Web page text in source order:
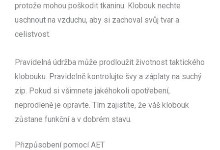
protože mohou poškodit tkaninu. Klobouk nechte
uschnout na vzduchu, aby si zachoval svůj tvar a
celistvost.
Pravidelná údržba může prodloužit životnost taktického
klobouku. Pravidelně kontrolujte švy a záplaty na suchý
zip. Pokud si všimnete jakéhokoli opotřebení,
neprodleně je opravte. Tím zajistíte, že váš klobouk
zůstane funkční a v dobrém stavu.
Přizpůsobení pomocí AET